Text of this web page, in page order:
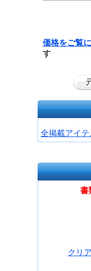
価格をご覧
す
全掲載アイテ
書
クリ